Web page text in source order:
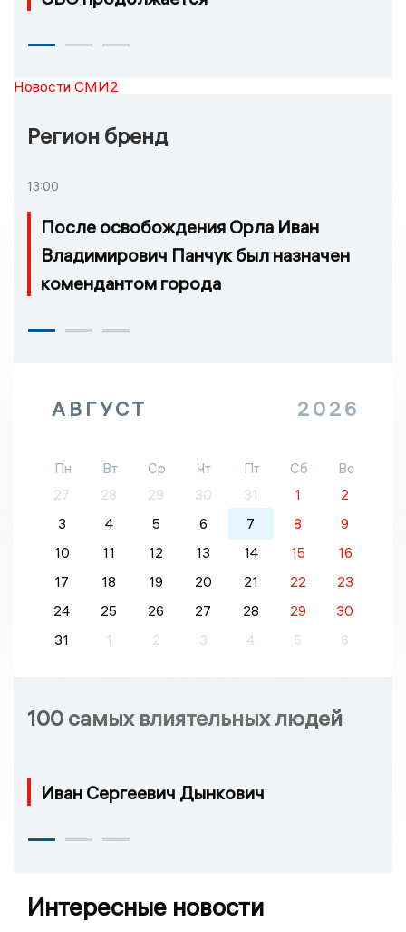
Новости СМИ2
Регион бренд
13:00
После освобождения Орла Иван
Владимирович Панчук был назначен
комендантом города
АВГУСТ 2026
Пн Вт Ср Чт Пт Сб
Вс
27
28 29 30 31 1
2
3
4 5 6 7 8
9
10
11 12 13 14 15
16
17
18 19 20 21 22
23
24
25 26 27 28 29
30
31
1 2 3 4 5 6
100 самых влиятельных людей
Иван Сергеевич Дынкович
Интересные новости